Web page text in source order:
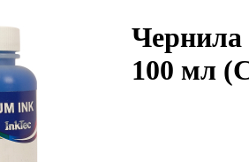
Чернила
100 мл